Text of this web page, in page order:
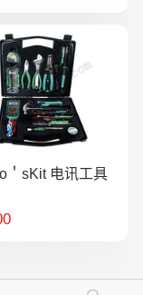
＇sKit 电讯工具